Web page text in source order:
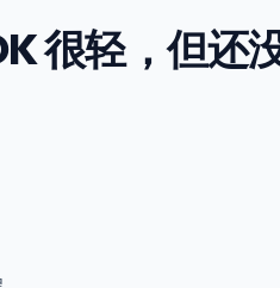
很轻，但还